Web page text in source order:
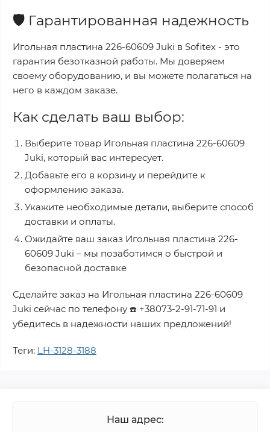
🛡️ Гарантированная надежность
Игольная пластина 226-60609 Juki в Sofitex - это
гарантия безотказной работы. Мы доверяем
своему оборудованию, и вы можете полагаться на
него в каждом заказе.
Как сделать ваш выбор:
Выберите товар Игольная пластина 226-60609
Juki, который вас интересует.
Добавьте его в корзину и перейдите к
оформлению заказа.
Укажите необходимые детали, выберите способ
доставки и оплаты.
Ожидайте ваш заказ Игольная пластина 226-
60609 Juki – мы позаботимся о быстрой и
безопасной доставке
Сделайте заказ на Игольная пластина 226-60609
Juki сейчас по телефону ☎️ +38073-2-91-71-91 и
убедитесь в надежности наших предложений!
Теги: LH-3128-3188
Наш адрес: